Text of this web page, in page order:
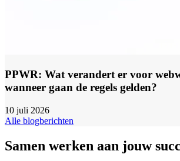
PPWR: Wat verandert er voor
wanneer gaan de regels gelden?
10 juli 2026
Alle blogberichten
Samen werken aan jouw